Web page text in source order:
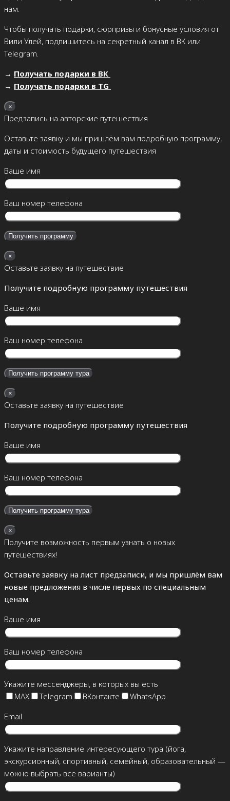
нам.
Чтобы получать подарки, сюрпризы и бонусные условия от
Вили Улей, подпишитесь на секретный канал в ВК или
Telegram.
→ Получать подарки в ВК
→ Получать подарки в TG
×
Предзапись на авторские путешествия
Оставьте заявку и мы пришлём вам подробную программу,
даты и стоимость будущего путешествия
Ваше имя
Ваш номер телефона
×
Оставьте заявку на путешествие
Получите подробную программу путешествия
Ваше имя
Ваш номер телефона
×
Оставьте заявку на путешествие
Получите подробную программу путешествия
Ваше имя
Ваш номер телефона
×
Получите возможность первым узнать о новых
путешествиях!
Оставьте заявку на лист предзаписи, и мы пришлём вам
новые предложения в числе первых по специальным
ценам.
Ваше имя
Ваш номер телефона
Укажите мессенджеры, в которых вы есть
MAX
Telegram ВКонтакте
WhatsApp
Email
Укажите направление интересующего тура (йога,
экскурсионный, спортивный, семейный, образовательный —
можно выбрать все варианты)